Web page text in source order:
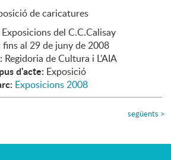
de caricatures
Exposicions del C.C.Calisay
fins al 29 de juny de 2008
Regidoria de Cultura i L'AIA
d'acte: Exposició
Exposicions 2008
següents >